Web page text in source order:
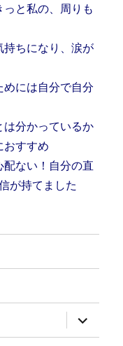
っと私の、周りも
持ちになり、涙が
めには自分で自分
は分かっているか
おすすめ
配ない！自分の直
が持てました
サ
ブ
メ